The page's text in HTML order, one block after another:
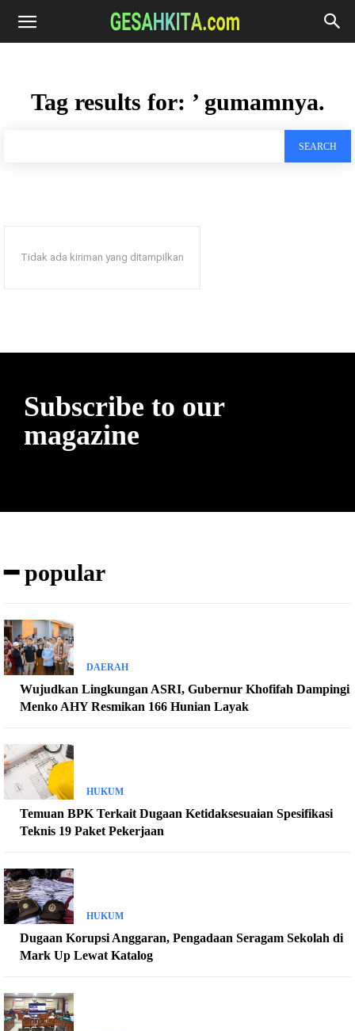
Tag results for: ’ gumamnya.
SEARCH
Tidak ada kiriman yang ditampilkan
Subscribe to our
magazine
━ popular
DAERAH
Wujudkan Lingkungan ASRI, Gubernur Khofifah Dampingi
Menko AHY Resmikan 166 Hunian Layak
HUKUM
Temuan BPK Terkait Dugaan Ketidaksesuaian Spesifikasi
Teknis 19 Paket Pekerjaan
HUKUM
Dugaan Korupsi Anggaran, Pengadaan Seragam Sekolah di
Mark Up Lewat Katalog